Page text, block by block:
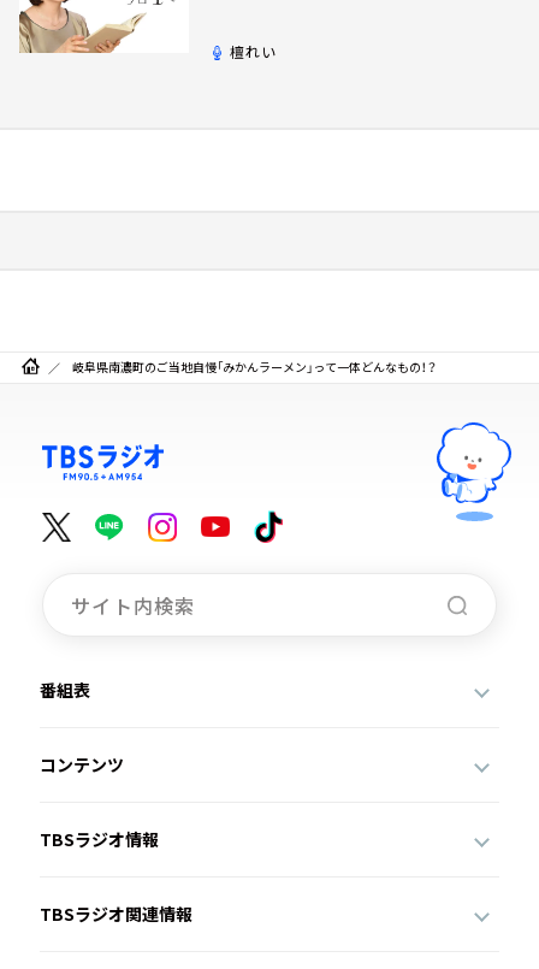
檀れい
岐阜県南濃町のご当地自慢「みかんラーメン」って一体どんなもの！？
番組表
コンテンツ
TBSラジオ情報
TBSラジオ関連情報